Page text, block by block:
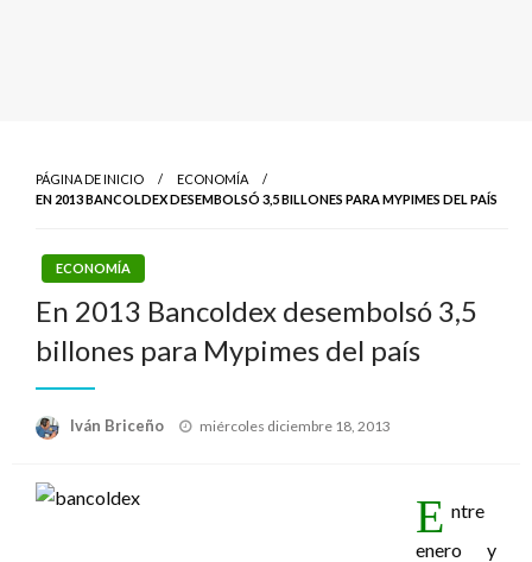
PÁGINA DE INICIO
ECONOMÍA
EN 2013 BANCOLDEX DESEMBOLSÓ 3,5 BILLONES PARA MYPIMES DEL PAÍS
ECONOMÍA
En 2013 Bancoldex desembolsó 3,5
billones para Mypimes del país
Iván Briceño
Publicado
miércoles diciembre 18, 2013
E ntre
enero y